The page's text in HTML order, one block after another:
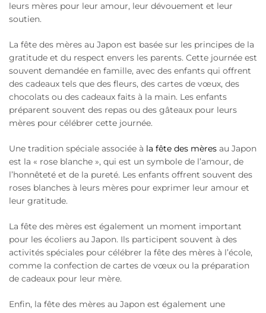
leurs mères pour leur amour, leur dévouement et leur
soutien.
La fête des mères au Japon est basée sur les principes de la
gratitude et du respect envers les parents. Cette journée est
souvent demandée en famille, avec des enfants qui offrent
des cadeaux tels que des fleurs, des cartes de vœux, des
chocolats ou des cadeaux faits à la main. Les enfants
préparent souvent des repas ou des gâteaux pour leurs
mères pour célébrer cette journée.
Une tradition spéciale associée à la fête des mères au Japon
est la « rose blanche », qui est un symbole de l’amour, de
l’honnêteté et de la pureté. Les enfants offrent souvent des
roses blanches à leurs mères pour exprimer leur amour et
leur gratitude.
La fête des mères est également un moment important
pour les écoliers au Japon. Ils participent souvent à des
activités spéciales pour célébrer la fête des mères à l’école,
comme la confection de cartes de vœux ou la préparation
de cadeaux pour leur mère.
Enfin, la fête des mères au Japon est également une